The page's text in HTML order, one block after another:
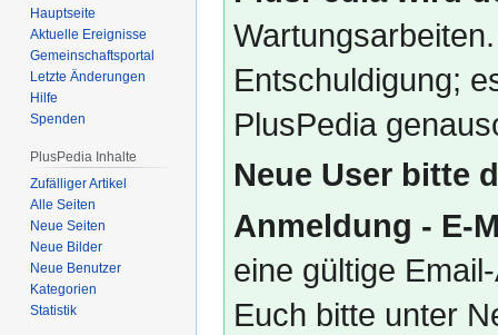
Entschuldigung;
PlusPedia
Neue User bitte
Anmeldung - E-
eine gültige
Euch bitte unter
Hauptseite
Aktuelle Ereignisse
Gemeinschafts­portal
Letzte Änderungen
Hilfe
Spenden
PlusPedia Inhalte
Zufälliger Artikel
Alle Seiten
Neue Seiten
Neue Bilder
Neue Benutzer
Kategorien
Statistik